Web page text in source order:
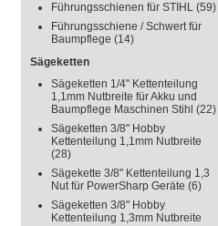
Führungsschienen für STIHL (59)
Führungsschiene / Schwert für
Baumpflege (14)
Sägeketten
Sägeketten 1/4" Kettenteilung
1,1mm Nutbreite für Akku und
Baumpflege Maschinen Stihl (22)
Sägeketten 3/8" Hobby
Kettenteilung 1,1mm Nutbreite
(28)
Sägekette 3/8" Kettenteilung 1,3
Nut für PowerSharp Geräte (6)
Sägeketten 3/8" Hobby
Kettenteilung 1,3mm Nutbreite